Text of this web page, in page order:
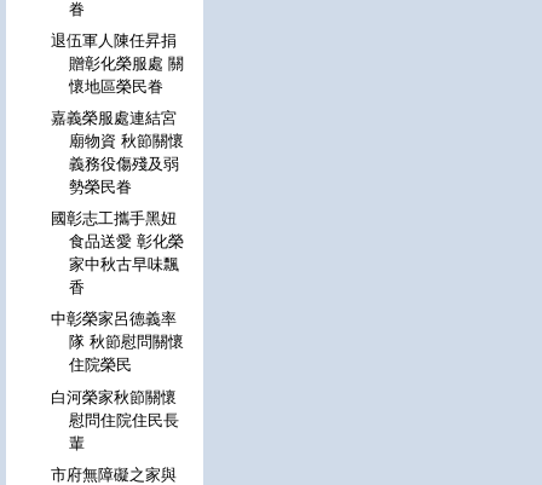
眷
退伍軍人陳任昇捐
贈彰化榮服處 關
懷地區榮民眷
嘉義榮服處連結宮
廟物資 秋節關懷
義務役傷殘及弱
勢榮民眷
國彰志工攜手黑妞
食品送愛 彰化榮
家中秋古早味飄
香
中彰榮家呂德義率
隊 秋節慰問關懷
住院榮民
白河榮家秋節關懷
慰問住院住民長
輩
市府無障礙之家與